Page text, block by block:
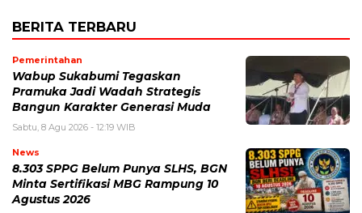
BERITA TERBARU
Pemerintahan
Wabup Sukabumi Tegaskan
Pramuka Jadi Wadah Strategis
Bangun Karakter Generasi Muda
Sabtu, 8 Agu 2026 - 12:19 WIB
News
8.303 SPPG Belum Punya SLHS, BGN
Minta Sertifikasi MBG Rampung 10
Agustus 2026